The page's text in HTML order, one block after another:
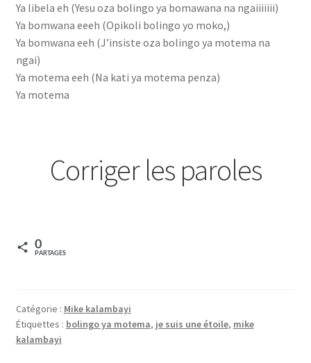
Karmapa
Live vidéo
LYCÉE MAMAN MOTEMA MPIKO
Nouveautés
Ozo beta mabe
Panier
Réclamation de facture
Ya libela eh (Yesu oza bolingo ya bomawana na ngaiiiiiii)
Ya bomwana eeeh (Opikoli bolingo yo moko,)
Ya bomwana eeh (J’insiste oza bolingo ya motema na
ngai)
Ya motema eeh (Na kati ya motema penza)
Ya motema
Corriger les paroles
0
PARTAGES
Catégorie : Mike kalambayi
Étiquettes : bolingo ya motema, je suis une étoile, mike
kalambayi